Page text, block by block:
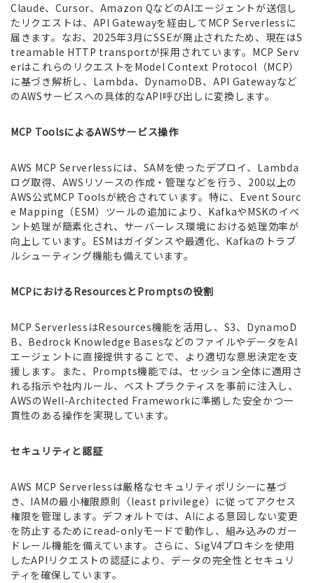
Claude、Cursor、Amazon QなどのAIエージェントが送信し
たリクエストは、API Gatewayを経由してMCP Serverlessに
届きます。なお、2025年3月にSSEが廃止されたため、現在はS
treamable HTTP transportが採用されています。MCP Serv
erはこれらのリクエストをModel Context Protocol（MCP）
に基づき解析し、Lambda、DynamoDB、API Gatewayなど
のAWSサービスへの具体的なAPI呼び出しに変換します。
MCP ToolsによるAWSサービス操作
AWS MCP Serverlessには、SAMを使ったデプロイ、Lambda
ログ取得、AWSリソースの作成・管理などを行う、200以上の
AWS公式MCP Toolsが統合されています。特に、Event Sourc
e Mapping（ESM）ツールの追加により、KafkaやMSKのイベ
ント処理が簡素化され、サーバーレス環境における処理効率が
向上しています。ESMはガイダンスや最適化、Kafkaのトラブ
ルシューティング機能も備えています。
MCPにおけるResourcesとPromptsの役割
MCP ServerlessはResources機能を活用し、S3、DynamoD
B、Bedrock Knowledge BasesなどのファイルやデータをAI
エージェントに直接提供することで、より適切な意思決定を支
援します。また、Prompts機能では、セッション全体に適用さ
れる指示や社内ルール、ベストプラクティスを事前に注入し、
AWSのWell-Architected Frameworkに準拠した安全かつ一
貫性のある操作を実現しています。
セキュリティと認証
AWS MCP Serverlessは厳格なセキュリティポリシーに基づ
き、IAMの最小権限原則（least privilege）に従ってアクセス
権限を管理します。デフォルトでは、AIによる意図しない変更
を防止するためにread-onlyモードで動作し、組み込みのガー
ドレール機能を備えています。さらに、SigV4プロキシを使用
したAPIリクエストの認証により、データの完全性とセキュリ
ティを確保しています。